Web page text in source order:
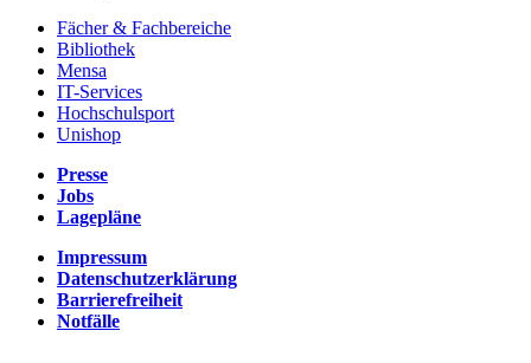
Fächer & Fachbereiche
Bibliothek
Mensa
IT-Services
Hochschulsport
Unishop
Presse
Jobs
Lagepläne
Impressum
Datenschutzerklärung
Barrierefreiheit
Notfälle